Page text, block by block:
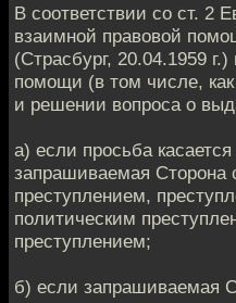
В соответствии со ст. 2
взаимной правовой
(Страсбург, 20.04.1959
помощи (в том числе,
и решении вопроса о
а) если просьба
запрашиваемая Сторона
преступлением,
политическим
преступлением;
б) если запрашиваемая